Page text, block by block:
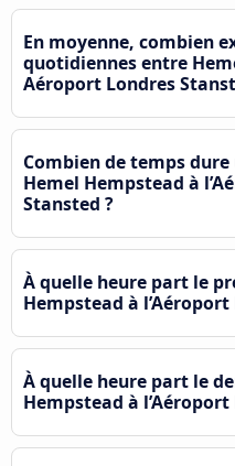
En moyenne, combien
quotidiennes entre
Aéroport Londres
Combien de temps
Hemel Hempstead à
Stansted ?
À quelle heure part le
Hempstead à
À quelle heure part le
Hempstead à